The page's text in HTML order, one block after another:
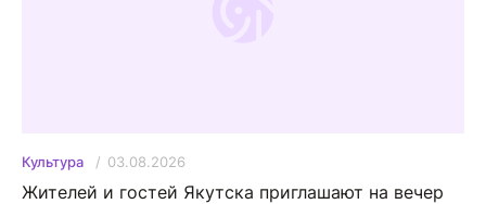
Культура 03.08.2026
Жителей и гостей Якутска приглашают на вечер